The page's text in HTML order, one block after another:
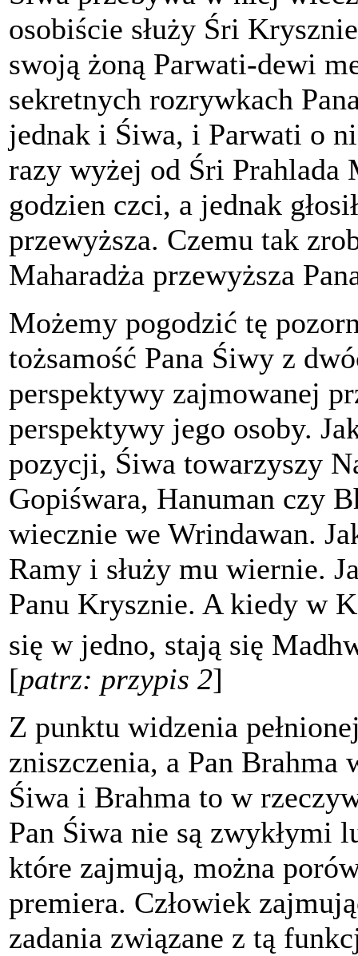
osobiście służy Śri
swoją żoną Parwati-dewi
sekretnych rozrywkach
jednak i Śiwa, i Parwati o
razy wyżej od Śri Prahlada
godzien czci, a jednak
przewyższa. Czemu tak
Maharadża przewyższa
Możemy pogodzić tę
tożsamość Pana Śiwy z
perspektywy zajmowanej
perspektywy jego osoby.
pozycji, Śiwa towarzyszy
Gopiśwara, Hanuman czy
wiecznie we Wrindawan.
Ramy i służy mu wiernie.
Panu Krysznie. A kiedy w
się w jedno, stają się
[patrz: przypis 2]
Z punktu widzenia
zniszczenia, a Pan Brahma
Śiwa i Brahma to w
Pan Śiwa nie są zwykłymi
które zajmują, można
premiera. Człowiek
zadania związane z tą